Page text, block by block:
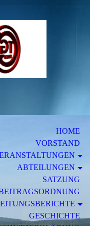
HOME
VORSTAND
ABTEILUNGEN
SATZUNG
GESCHICHTE